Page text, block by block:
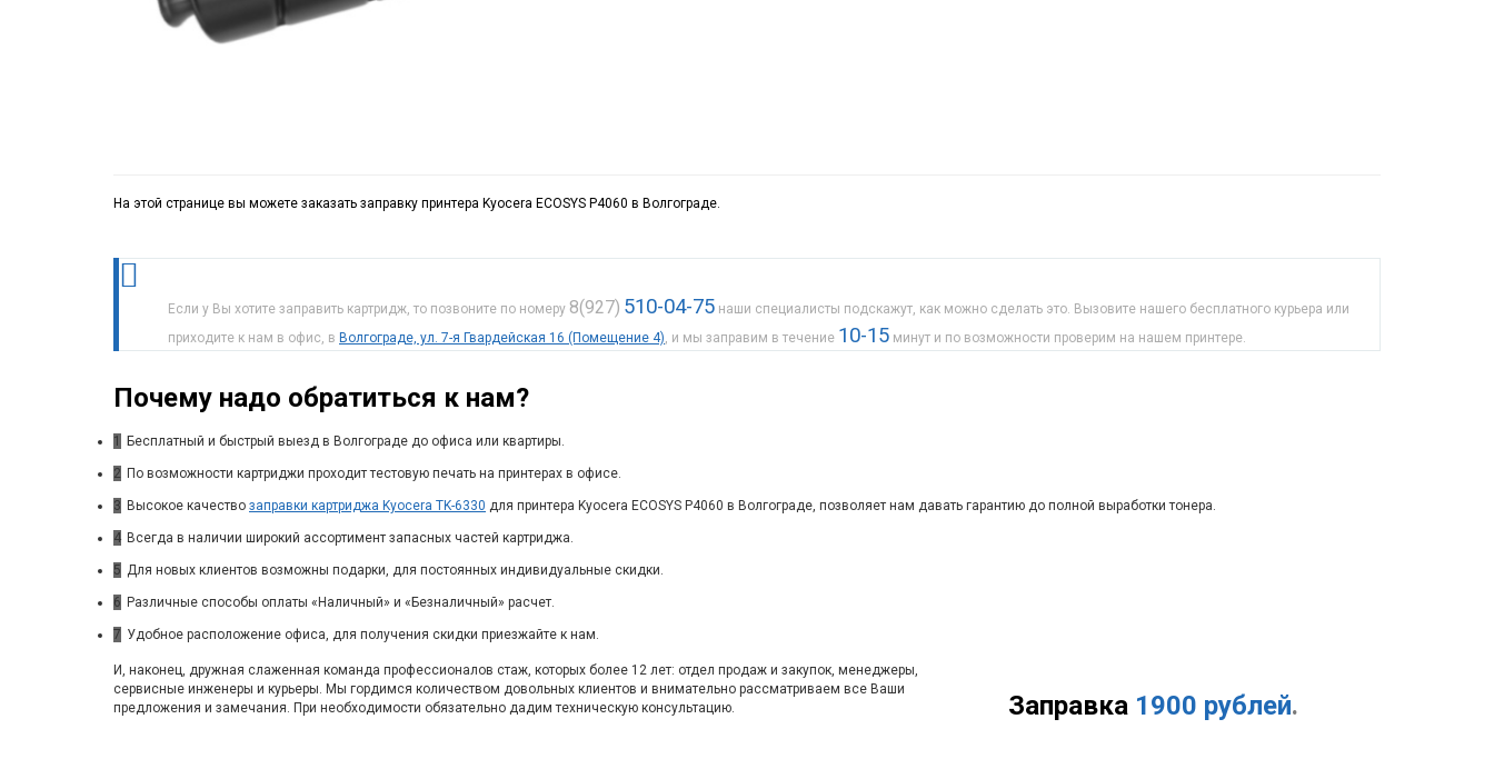
На этой странице вы можете заказать заправку принтера Kyocera ECOSYS P4060 в Волгограде.
Если у Вы хотите заправить картридж, то позвоните по номеру 8(927) 510-04-75 наши специалисты подскажут, как можно сделать это. Вызовите нашего бесплатного курьера или
приходите к нам в офис, в Волгограде, ул. 7-я Гвардейская 16 (Помещение 4), и мы заправим в течение 10-15 минут и по возможности проверим на нашем принтере.
Почему надо обратиться к нам?
1 Бесплатный и быстрый выезд в Волгограде до офиса или квартиры.
2 По возможности картриджи проходит тестовую печать на принтерах в офисе.
3 Высокое качество заправки картриджа Kyocera TK-6330 для принтера Kyocera ECOSYS P4060 в Волгограде, позволяет нам давать гарантию до полной выработки тонера.
4 Всегда в наличии широкий ассортимент запасных частей картриджа.
5 Для новых клиентов возможны подарки, для постоянных индивидуальные скидки.
6 Различные способы оплаты «Наличный» и «Безналичный» расчет.
7 Удобное расположение офиса, для получения скидки приезжайте к нам.
Заправка 1900 рублей.
И, наконец, дружная слаженная команда профессионалов стаж, которых более 12 лет: отдел продаж и закупок, менеджеры,
сервисные инженеры и курьеры. Мы гордимся количеством довольных клиентов и внимательно рассматриваем все Ваши
предложения и замечания. При необходимости обязательно дадим техническую консультацию.